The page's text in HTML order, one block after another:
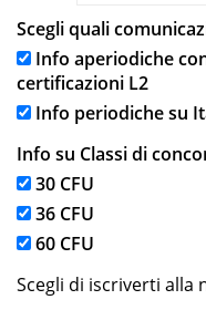
Scegli quali
Info aperiodiche
certificazioni L2
Info periodiche su
Info su Classi di
30 CFU
36 CFU
60 CFU
Scegli di iscriverti alla